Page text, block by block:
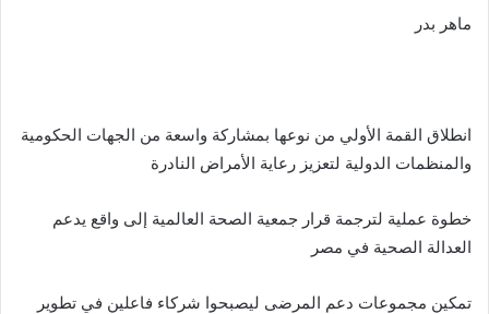
ماهر بدر
انطلاق القمة الأولي من نوعها بمشاركة واسعة من الجهات الحكومية
والمنظمات الدولية لتعزيز رعاية الأمراض النادرة
خطوة عملية لترجمة قرار جمعية الصحة العالمية إلى واقع يدعم
العدالة الصحية في مصر
تمكين مجموعات دعم المرضى ليصبحوا شركاء فاعلين في تطوير